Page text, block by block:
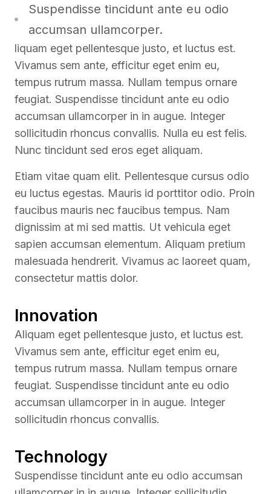
Suspendisse tincidunt ante eu odio
accumsan ullamcorper.
liquam eget pellentesque justo, et luctus est.
Vivamus sem ante, efficitur eget enim eu,
tempus rutrum massa. Nullam tempus ornare
feugiat. Suspendisse tincidunt ante eu odio
accumsan ullamcorper in in augue. Integer
sollicitudin rhoncus convallis. Nulla eu est felis.
Nunc tincidunt sed eros eget aliquam.
Etiam vitae quam elit. Pellentesque cursus odio
eu luctus egestas. Mauris id porttitor odio. Proin
faucibus mauris nec faucibus tempus. Nam
dignissim at mi sed mattis. Ut vehicula eget
sapien accumsan elementum. Aliquam pretium
malesuada hendrerit. Vivamus ac laoreet quam,
consectetur mattis dolor.
Innovation
Aliquam eget pellentesque justo, et luctus est.
Vivamus sem ante, efficitur eget enim eu,
tempus rutrum massa. Nullam tempus ornare
feugiat. Suspendisse tincidunt ante eu odio
accumsan ullamcorper in in augue. Integer
sollicitudin rhoncus convallis.
Technology
Suspendisse tincidunt ante eu odio accumsan